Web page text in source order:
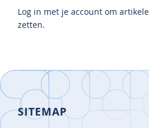
Log in met je account om
zetten.
SITEMAP